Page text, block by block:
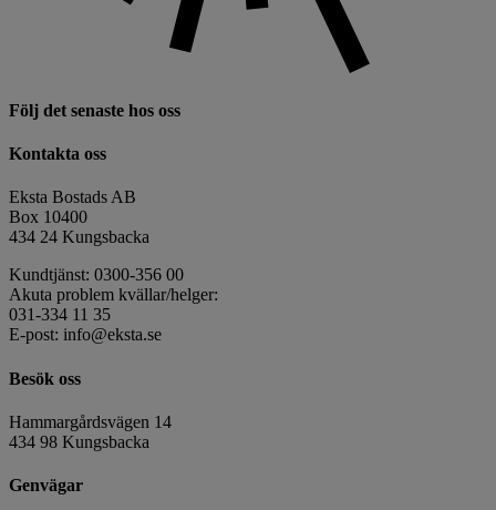
Följ det senaste hos oss
Kontakta oss
Eksta Bostads AB
Box 10400
434 24 Kungsbacka
Kundtjänst: 0300-356 00
Akuta problem kvällar/helger:
031-334 11 35
E-post: info@eksta.se
Besök oss
Hammargårdsvägen 14
434 98 Kungsbacka
Genvägar